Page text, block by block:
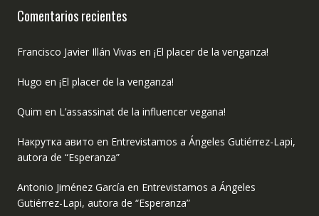
Comentarios recientes
Francisco Javier Illán Vivas en ¡El placer de la venganza!
Hugo en ¡El placer de la venganza!
Quim en L’assassinat de la influencer vegana!
Накрутка авито en Entrevistamos a Ángeles Gutiérrez-Lapi,
autora de “Esperanza”
Antonio Jiménez García en Entrevistamos a Ángeles
Gutiérrez-Lapi, autora de “Esperanza”